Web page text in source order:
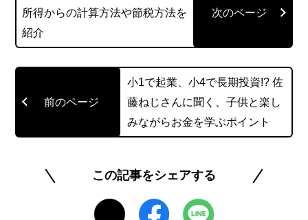
このライターの記事一覧を見る
所得からの計算方法や節税方法を
紹介
小1で起業、小4で長期投資!? 佐
藤ねじさんに聞く、子供と楽し
みながらお金を学ぶポイント
この記事をシェアする